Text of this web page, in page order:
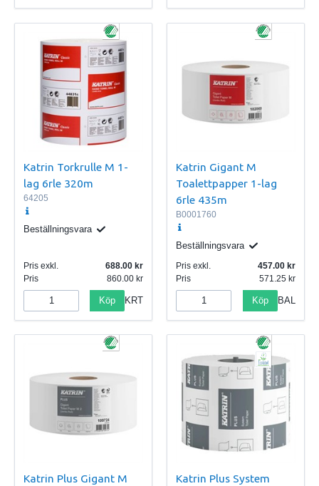
Katrin Torkrulle M 1-
lag 6rle 320m
64205
Beställningsvara
Pris exkl.
688.00
Pris
860.00
Köp KRT
Katrin Gigant M
Toalettpapper 1-lag
6rle 435m
B0001760
Beställningsvara
Pris exkl.
457.00
Pris
571.25
Köp BAL
Katrin Plus Gigant M Katrin Plus System